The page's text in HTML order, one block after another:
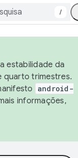
/
estabilidade da
quarto trimestres.
android-
informações,